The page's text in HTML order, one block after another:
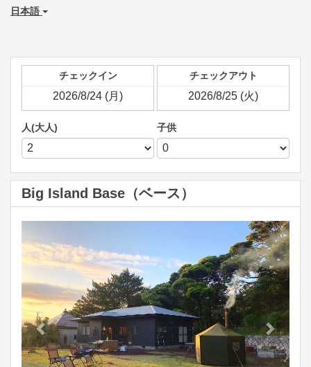
日本語
チェックイン チェックアウト
人(大人) 子供
Big Island Base（ベース）
Next